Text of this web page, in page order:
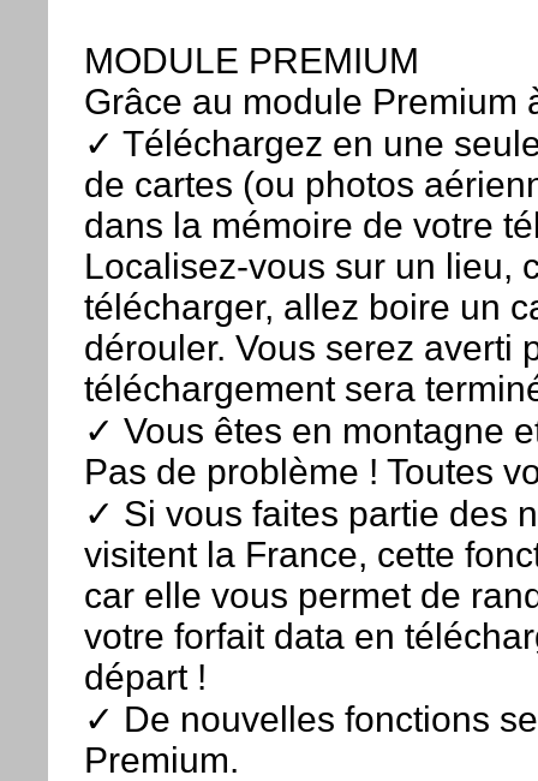
MODULE PREMIUM
Grâce au module Premium
✓ Téléchargez en une
de cartes (ou photos
dans la mémoire de votre
Localisez-vous sur un lieu,
télécharger, allez boire un
dérouler. Vous serez averti
téléchargement sera
✓ Vous êtes en montagne
Pas de problème ! Toutes
✓ Si vous faites partie des
visitent la France, cette
car elle vous permet de
votre forfait data en
départ !
✓ De nouvelles fonctions
Premium.